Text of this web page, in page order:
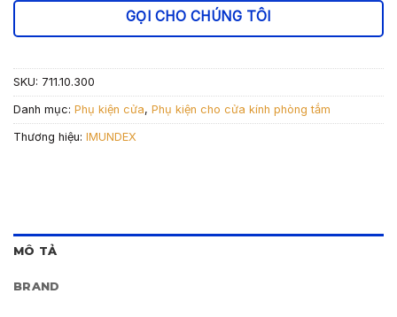
GỌI CHO CHÚNG TÔI
SKU: 711.10.300
Danh mục: Phụ kiện cửa, Phụ kiện cho cửa kính phòng tắm
Thương hiệu: IMUNDEX
MÔ TẢ
BRAND